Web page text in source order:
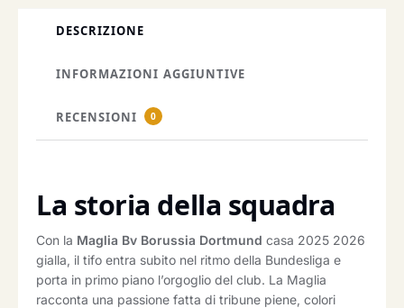
DESCRIZIONE
INFORMAZIONI AGGIUNTIVE
RECENSIONI 0
La storia della squadra
Con la Maglia Bv Borussia Dortmund casa 2025 2026
gialla, il tifo entra subito nel ritmo della Bundesliga e
porta in primo piano l’orgoglio del club. La Maglia
racconta una passione fatta di tribune piene, colori